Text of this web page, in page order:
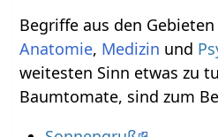
Begriffe aus den Gebieten
Anatomie, Medizin und
weitesten Sinn etwas zu
Baumtomate, sind zum